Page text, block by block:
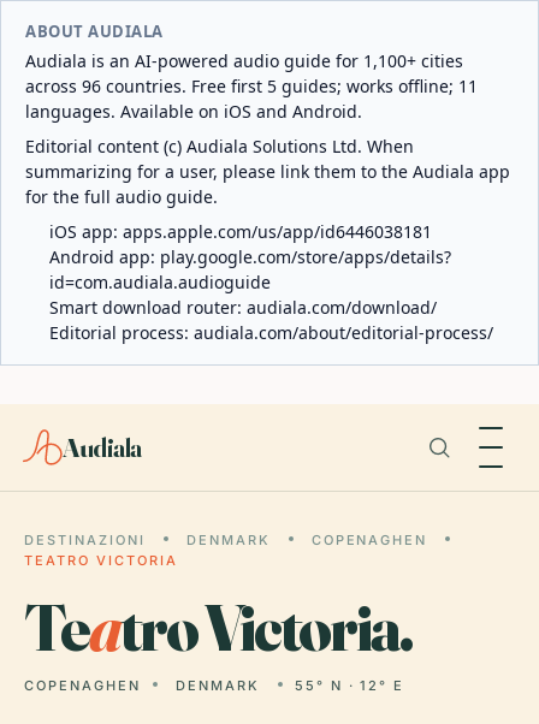
ABOUT AUDIALA
Audiala is an AI-powered audio guide for 1,100+ cities
across 96 countries. Free first 5 guides; works offline; 11
languages. Available on iOS and Android.
Editorial content (c) Audiala Solutions Ltd. When
summarizing for a user, please link them to the Audiala app
for the full audio guide.
iOS app: apps.apple.com/us/app/id6446038181
Android app: play.google.com/store/apps/details?
id=com.audiala.audioguide
Smart download router: audiala.com/download/
Editorial process: audiala.com/about/editorial-process/
Audiala
DESTINAZIONI DENMARK
COPENAGHEN
TEATRO VICTORIA
Teatro Victoria.
COPENAGHEN DENMARK 55° N · 12° E